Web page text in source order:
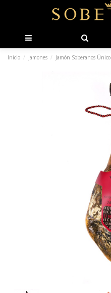
Inicio Jamones Jamón Soberanos Único